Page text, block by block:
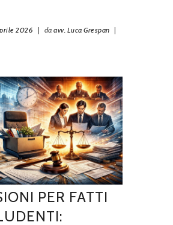
2026 | da avv. Luca Grespan |
PER FATTI